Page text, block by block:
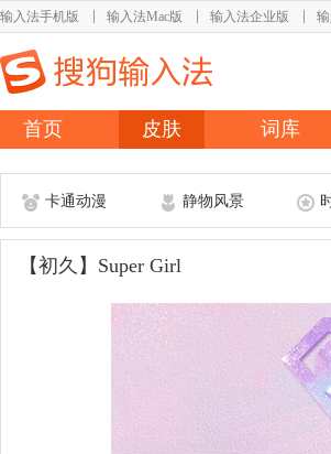
输入法手机版 输入法Mac版 输入法企业版
首页 皮肤 词库
卡通动漫 静物风景
【初久】Super Girl